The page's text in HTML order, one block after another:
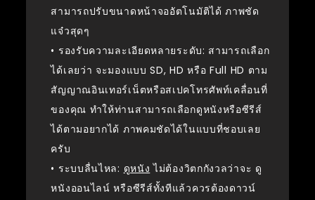
สามารถปรับขนาดหน้าจออัตโนมัติได้ ภาพชัด
แจ๋วสุดๆ
• รองรับความละเอียดหลายระดับ: สามารถเลือก
ได้เลยว่า จะมองแบบ SD, HD หรือ Full HD ตาม
สัญญาณอินเทอร์เน็ตหรือสเปคโทรศัพท์เคลื่อนที่
ของคุณ ทำให้ท่านสามารถเลือกดูหนังหรือซีรีส์
ได้ตามอยากได้ ภาพคมชัดได้ในแบบที่ชอบเลย
ครับ
• ระบบลื่นไหล: ดูหนัง ไม่ต้องวิตกกังวลว่าจะ ดู
หนังออนไลน์ หรือซีรีส์ทั้งทีแล้วควรต้องดาวน์